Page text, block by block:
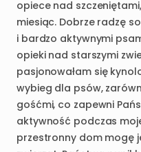
opiece nad szczeniętami​,​
miesiąc. Dobrze radzę
i bardzo aktywnymi
opieki nad starszymi
pasjonowałam się
wybieg dla psów​,​
gośćmi​,​ co zapewni
aktywność podczas
przestronny dom mogę